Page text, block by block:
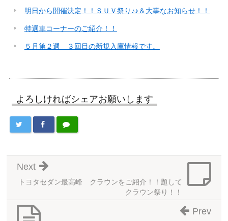
明日から開催決定！！ＳＵＶ祭り♪♪＆大事なお知らせ！！
特選車コーナーのご紹介！！
５月第２週 ３回目の新規入庫情報です。
よろしければシェアお願いします
トヨタセダン最高峰 クラウンをご紹介！！題して
クラウン祭り！！
Next
Prev